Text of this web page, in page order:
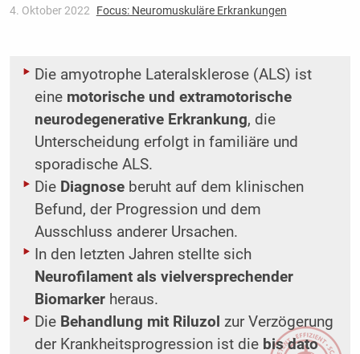
4. Oktober 2022 Focus: Neuromuskuläre Erkrankungen
Die amyotrophe Lateralsklerose (ALS) ist
eine motorische und extramotorische
neurodegenerative Erkrankung, die
Unterscheidung erfolgt in familiäre und
sporadische ALS.
Die Diagnoseberuht auf dem klinischen
Befund, der Progression und dem
Ausschluss anderer Ursachen.
In den letzten Jahren stellte sich
Neurofilament als vielversprechender
Biomarkerheraus.
Die Behandlung mit Riluzol zur Verzögerung
der Krankheitsprogression ist die bis dato